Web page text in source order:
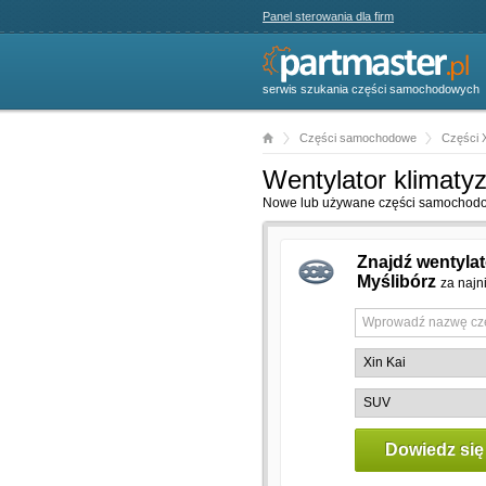
Panel sterowania dla firm
serwis szukania części samochodowych
Części samochodowe Części
Wentylator
Nowe lub używane części
Znajdź
Myślibórz za